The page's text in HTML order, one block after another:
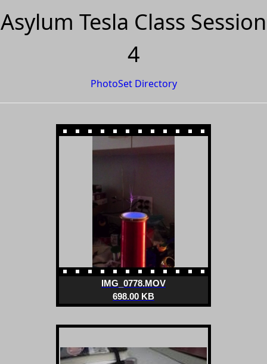
Asylum Tesla Class Session
4
PhotoSet Directory
IMG_0778.MOV
698.00 KB